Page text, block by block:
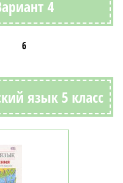
4
6
язык 5 класс